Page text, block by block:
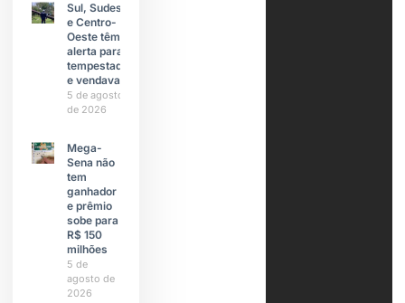
Sul, Sudeste
e Centro-
Oeste têm
alerta para
tempestades
e vendavais
5 de agosto
de 2026
Mega-
Sena não
tem
ganhador
e prêmio
sobe para
R$ 150
milhões
5 de
agosto de
2026